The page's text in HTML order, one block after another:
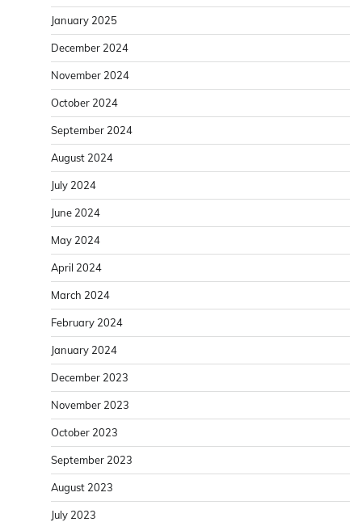
January 2025
December 2024
November 2024
October 2024
September 2024
August 2024
July 2024
June 2024
May 2024
April 2024
March 2024
February 2024
January 2024
December 2023
November 2023
October 2023
September 2023
August 2023
July 2023